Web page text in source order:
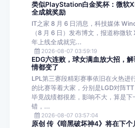
类似PlayStation白金奖杯：微软
全成就奖励
IT之家 8 月 6 日消息，科技媒体
（8 月 6 日）发布博文，报道称微
年上线全成就完...
2026-08-07 03:59:19
EDG六连败，球女满血放大招，
情都变了
LPL第三赛段精彩赛事依旧在火热进
的比赛等着大家，分别是LGD对阵
毕竟战绩都很差，影响不大，算是下
错，...
2026-08-07 03:57:04
原创 传《暗黑破坏神4》将在下